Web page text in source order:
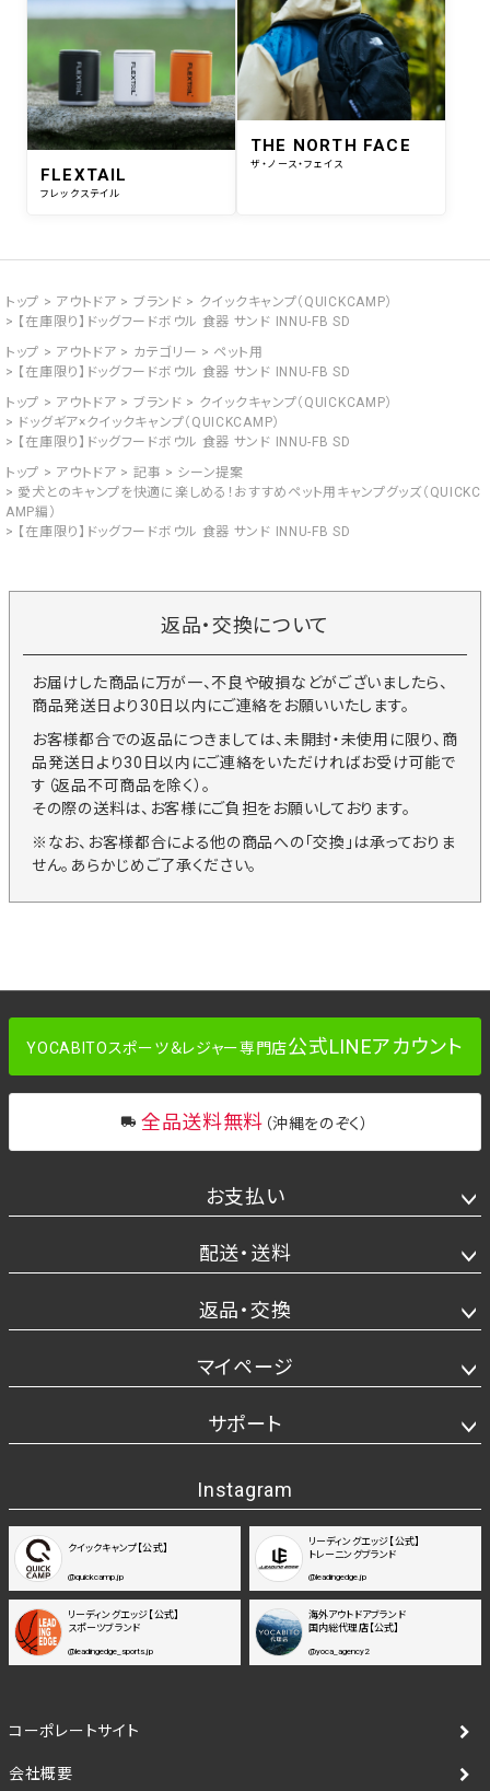
FLEXTAIL
フレックステイル
THE NORTH FACE
ザ・ノース・フェイス
トップ アウトドア ブランド
クイックキャンプ（QUICKCAMP）
【在庫限り】ドッグフードボウル 食器 サンド INNU-FB SD
トップ
アウトドア カテゴリー
ペット用
【在庫限り】ドッグフードボウル 食器 サンド INNU-FB SD
トップ
アウトドア ブランド
クイックキャンプ（QUICKCAMP）
ドッグギア×クイックキャンプ（QUICKCAMP）
【在庫限り】ドッグフードボウル 食器 サンド INNU-FB SD
トップ
アウトドア 記事
シーン提案
愛犬とのキャンプを快適に楽しめる！おすすめペット用キャンプグッズ（QUICKC
AMP編）
【在庫限り】ドッグフードボウル 食器 サンド INNU-FB SD
返品・交換について
お届けした商品に万が一、不良や破損などがございましたら、
商品発送日より30日以内にご連絡をお願いいたします。
お客様都合での返品につきましては、未開封・未使用に限り、商
品発送日より30日以内にご連絡をいただければお受け可能で
す（返品不可商品を除く）。
その際の送料は、お客様にご負担をお願いしております。
※なお、お客様都合による他の商品への「交換」は承っておりま
せん。あらかじめご了承ください。
YOCABITOスポーツ＆レジャー専門店公式LINEアカウント
全品送料無料 （沖縄をのぞく）
お支払い
配送・送料
返品・交換
マイページ
サポート
Instagram
クイックキャンプ【公式】
@quickcamp.jp
リーディングエッジ【公式】
トレーニングブランド
@leadingedge.jp
リーディングエッジ【公式】
スポーツブランド
@leadingedge_sports.jp
海外アウトドアブランド
国内総代理店【公式】
@yoca_agency2
コーポレートサイト
会社概要